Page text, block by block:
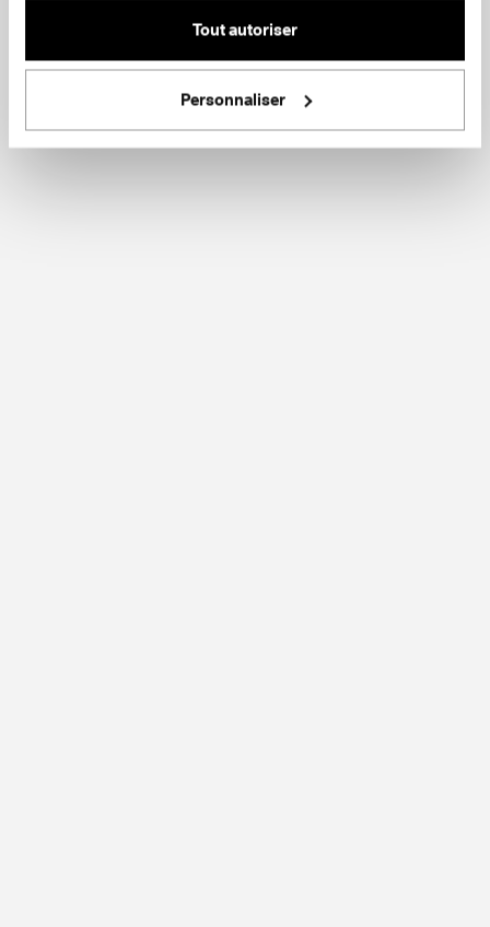
Tout autoriser
Personnaliser